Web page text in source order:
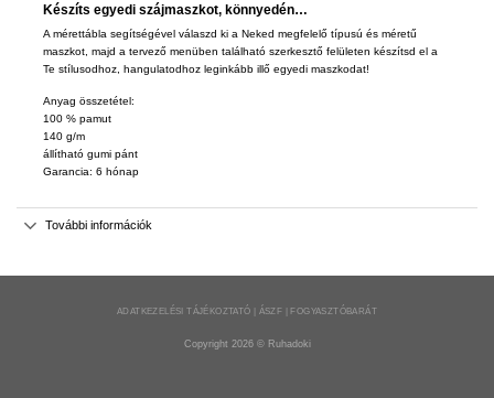
Készíts egyedi szájmaszkot, könnyedén…
A mérettábla segítségével válaszd ki a Neked megfelelő típusú és méretű
maszkot, majd a tervező menüben található szerkesztő felületen készítsd el a
Te stílusodhoz, hangulatodhoz leginkább illő egyedi maszkodat!
Anyag összetétel:
100 % pamut
140 g/m
állítható gumi pánt
Garancia: 6 hónap
További információk
ADATKEZELÉSI TÁJÉKOZTATÓ | ÁSZF | FOGYASZTÓBARÁT
Copyright 2026 © Ruhadoki